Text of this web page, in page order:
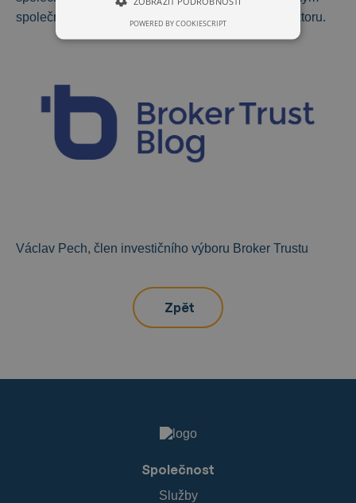
společnostem, komunikacím a zdravotnickému sektoru.
Václav Pech, člen investičního výboru Broker Trustu
Zpět
Společnost
Služby
POWERED BY COOKIESCRIPT